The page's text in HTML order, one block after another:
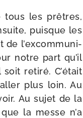
tous les prêtres,
puisque les
de l’ex­com­mu­ni­
notre part qu’il
reti­ré. C’était
plus loin. Au
Au sujet de la
la messe n’a